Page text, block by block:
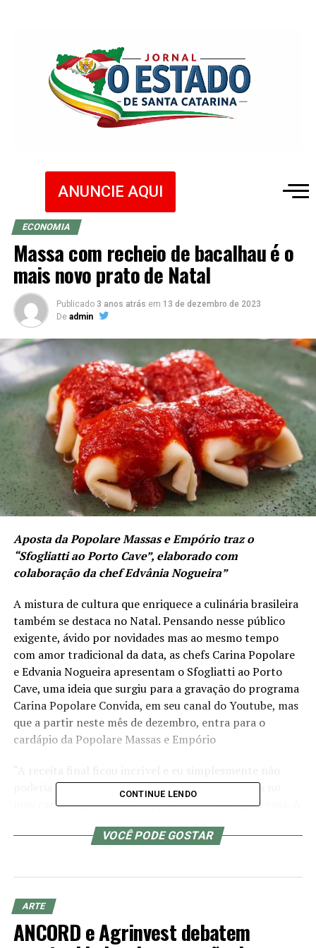
ANUNCIE AQUI
ECONOMIA
Massa com recheio de bacalhau é o
mais novo prato de Natal
Publicado 3 anos atrás em 13 de dezembro de 2023
De admin
Aposta da Popolare Massas e Empório traz o
“Sfogliatti ao Porto Cave”, elaborado com
colaboração da chef Edvânia Nogueira”
A mistura de cultura que enriquece a culinária brasileira
também se destaca no Natal. Pensando nesse público
exigente, ávido por novidades mas ao mesmo tempo
com amor tradicional da data, as chefs Carina Popolare
e Edvania Nogueira apresentam o Sfogliatti ao Porto
Cave, uma ideia que surgiu para a gravação do programa
Carina Popolare Convida, em seu canal do Youtube, mas
que a partir neste mês de dezembro, entra para o
cardápio da Popolare Massas e Empório
poderia ignorar. Por isso agora mais que uma dica no
meu canal, o prato também pode ser levado para casa. A
forma ainda inédita, os sabores da Itália e de Portugal,
com recheios variados. Para a versão Porto Cave, a
CONTINUE LENDO
VOCÊ PODE GOSTAR
ARTE
ANCORD e Agrinvest debatem